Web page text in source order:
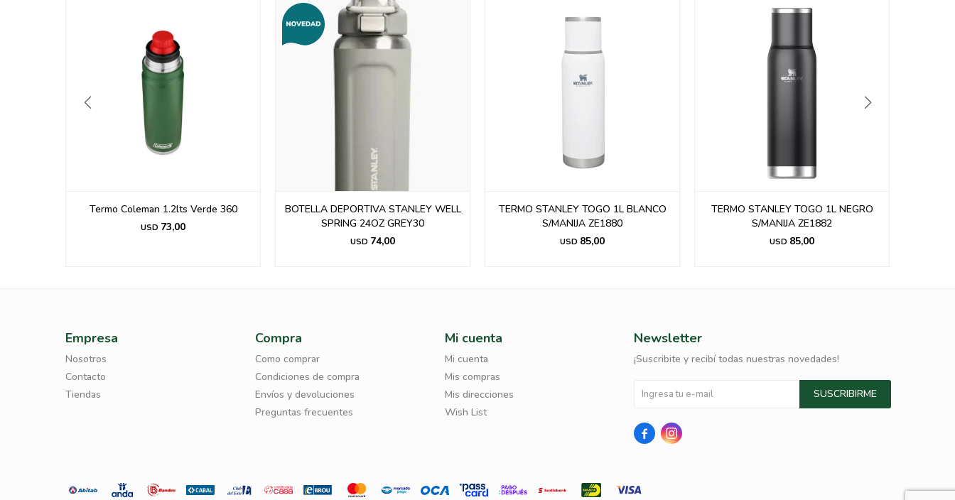
BOTELLA DEPORTIVA STANLEY WELL
SPRING 24OZ GREY30
TERMO STANLEY TOGO 1L BLANCO
S/MANIJA ZE1880
USD 85,00
TERMO STANLEY TOGO 1L NEGRO
S/MANIJA ZE1882
USD 85,00
TERMO STANLEY CLASSIC ROSADO
1Lts ZE1765
USD 88,00
Empresa
Nosotros
Contacto
Tiendas
Compra
Como comprar
Condiciones de compra
Envíos y devoluciones
Preguntas frecuentes
Mi cuenta
Mi cuenta
Mis compras
Mis direcciones
Wish List
Newsletter
¡Suscribite y recibí todas nuestras novedades!
SUSCRIBIRME
 